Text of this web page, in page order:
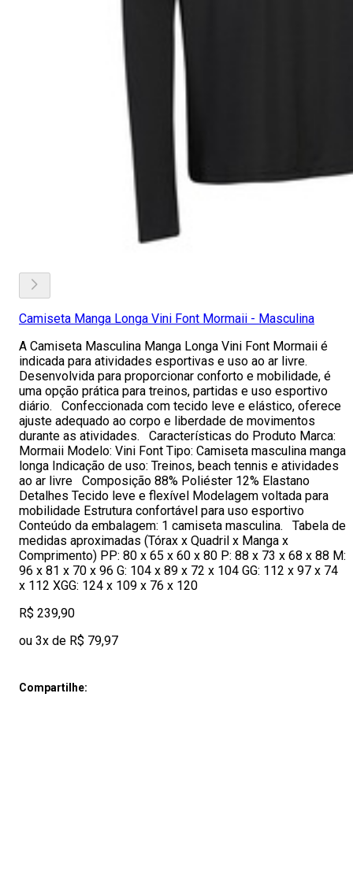
Camiseta Manga Longa Vini Font Mormaii - Masculina
A Camiseta Masculina Manga Longa Vini Font Mormaii é
indicada para atividades esportivas e uso ao ar livre.
Desenvolvida para proporcionar conforto e mobilidade, é
uma opção prática para treinos, partidas e uso esportivo
diário. Confeccionada com tecido leve e elástico, oferece
ajuste adequado ao corpo e liberdade de movimentos
durante as atividades. Características do Produto Marca:
Mormaii Modelo: Vini Font Tipo: Camiseta masculina manga
longa Indicação de uso: Treinos, beach tennis e atividades
ao ar livre Composição 88% Poliéster 12% Elastano
Detalhes Tecido leve e flexível Modelagem voltada para
mobilidade Estrutura confortável para uso esportivo
Conteúdo da embalagem: 1 camiseta masculina. Tabela de
medidas aproximadas (Tórax x Quadril x Manga x
Comprimento) PP: 80 x 65 x 60 x 80 P: 88 x 73 x 68 x 88 M:
96 x 81 x 70 x 96 G: 104 x 89 x 72 x 104 GG: 112 x 97 x 74
x 112 XGG: 124 x 109 x 76 x 120
R$ 239,90
ou 3x de R$ 79,97
Compartilhe: